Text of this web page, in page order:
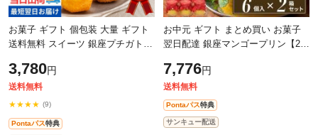
お菓子 ギフト 個包装 大量 ギフト
送料無料 スイーツ 銀座プチガトー
日出荷 当日SG 退職 引越し 転勤
3,780円
送料無料
★★★★ (9)
Pontaパス特典
お中元 ギフト まとめ買い お菓子
翌日配達 銀座マンゴープリン【2箱
省ギフト 退職 とろける スイーツ
7,776円
送料無料
Pontaパス特典
サンキュー配送